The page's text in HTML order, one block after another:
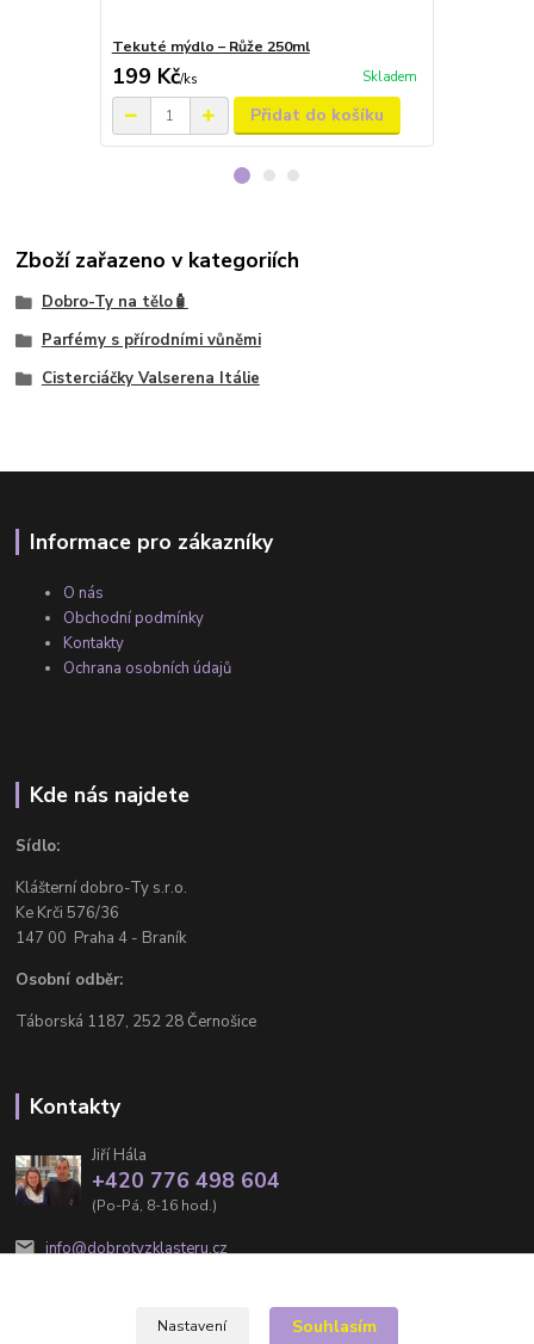
Tekuté mýdlo – Růže 250ml
199 Kč/ks Skladem
Přidat do košíku
Zboží zařazeno v kategoriích
Dobro-Ty na tělo🧴
Parfémy s přírodními vůněmi
Cisterciáčky Valserena Itálie
Informace pro zákazníky
O nás
Obchodní podmínky
Kontakty
Ochrana osobních údajů
Kde nás najdete
Sídlo:
Klášterní dobro-Ty s.r.o.
Ke Krči 576/36
147 00 Praha 4 - Braník
Osobní odběr:
Táborská 1187, 252 28 Černošice
Kontakty
Jiří Hála
+420 776 498 604
(Po-Pá, 8-16 hod.)
info@dobrotyzklasteru.cz
Nastavení Souhlasím